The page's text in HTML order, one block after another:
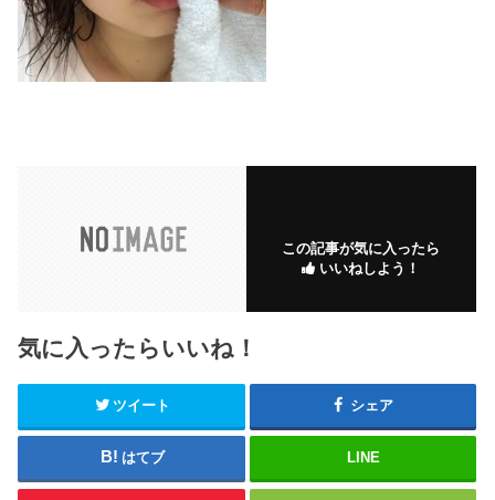
この記事が気に入ったら
いいねしよう！
気に入ったらいいね！
ツイート シェア
はてブ LINE